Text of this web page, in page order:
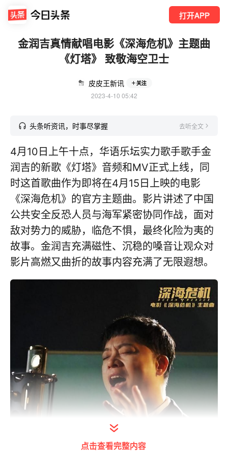
打开APP
金润吉真情献唱电影《深海危机》主题曲
《灯塔》 致敬海空卫士
皮皮王新讯 关注
2023-4-10 05:42
头条听资讯，时事尽掌握 去听全文
4月10日上午十点，华语乐坛实力歌手歌手金
润吉的新歌《灯塔》音频和MV正式上线，同
时这首歌曲作为即将在4月15日上映的电影
《深海危机》的官方主题曲。影片讲述了中国
公共安全反恐人员与海军紧密协同作战，面对
敌对势力的威胁，临危不惧，最终化险为夷的
故事。金润吉充满磁性、沉稳的嗓音让观众对
影片高燃又曲折的故事内容充满了无限遐想。
点击查看完整内容